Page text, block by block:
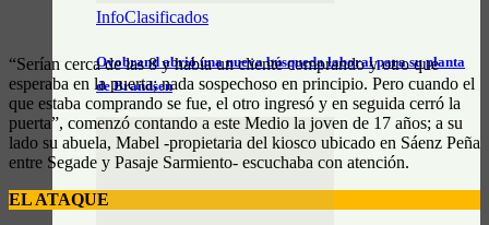
InfoClasificados
Ovobrand abrió una nueva búsqueda laboral para su planta
de Brandsen
“Serían cerca de las 8 y había un cliente comprando y otro que
esperaba en la puerta; nada sospechoso en principio. Pero cuando el
que estaba comprando se fue, el otro ingresó y en seguida cerró la
puerta”, comenzó contando a este Medio la joven de 17 años; a su
lado su abuela, Mabel -propietaria del kiosco ubicado en Sáenz Peña
entre Segade y Pasaje Sarmiento- escuchaba con atención.
EL ATAQUE